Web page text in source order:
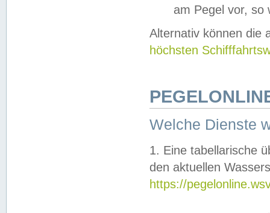
am Pegel vor,
Alternativ können die
höchsten
Welche Dienste
1. Eine tabellarische
den aktuellen
https://